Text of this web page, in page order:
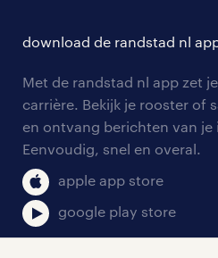
tarieven
personeel gezocht
aanmelden nieuwsbrief
solliciteren
blogs en artikelen
salarischecker
bruto-netto calculator
onze vestigingen
pers
download de randstad nl
Met de randstad nl app zet
carrière. Bekijk je rooster of
en ontvang berichten van je
Eenvoudig, snel en overal.
apple app store
google play store